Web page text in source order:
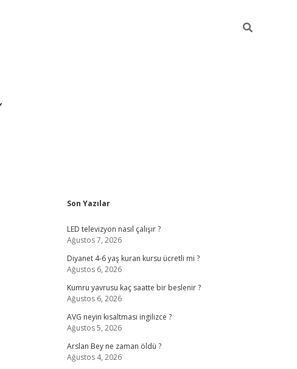
Sidebar
Son Yazılar
LED televizyon nasıl çalışır ?
Ağustos 7, 2026
Diyanet 4-6 yaş kuran kursu ücretli mi ?
Ağustos 6, 2026
Kumru yavrusu kaç saatte bir beslenir ?
Ağustos 6, 2026
AVG neyin kısaltması ingilizce ?
Ağustos 5, 2026
Arslan Bey ne zaman öldü ?
Ağustos 4, 2026
ilbet yeni giriş